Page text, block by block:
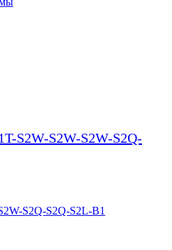
S2W-S2W-S2W-S2Q-
S2Q-S2Q-S2L-B1